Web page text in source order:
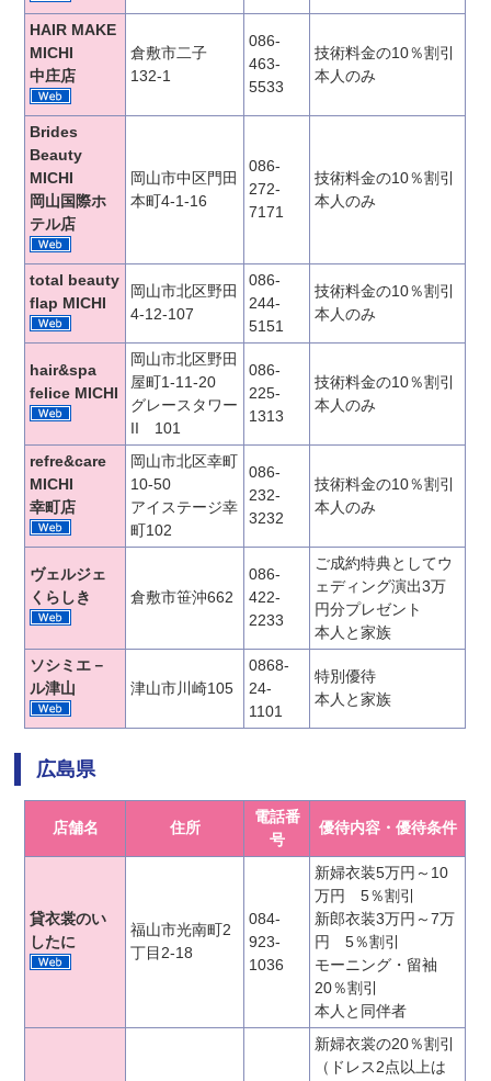
HAIR MAKE
MICHI
中庄店
倉敷市二子
132-1
086-
463-
5533
技術料金の10％割引
本人のみ
Brides
Beauty
MICHI
岡山国際ホ
テル店
岡山市中区門田
本町4-1-16
086-
272-
7171
技術料金の10％割引
本人のみ
total beauty
flap MICHI
岡山市北区野田
4-12-107
086-
244-
5151
技術料金の10％割引
本人のみ
hair&spa
felice MICHI
岡山市北区野田
屋町1-11-20
グレースタワー
II 101
086-
225-
1313
技術料金の10％割引
本人のみ
refre&care
MICHI
幸町店
岡山市北区幸町
10-50
アイステージ幸
町102
086-
232-
3232
技術料金の10％割引
本人のみ
ヴェルジェ
くらしき
倉敷市笹沖662
086-
422-
2233
ご成約特典としてウ
ェディング演出3万
円分プレゼント
本人と家族
ソシミエ－
ル津山
津山市川崎105
0868-
24-
1101
特別優待
本人と家族
広島県
店舗名 住所
電話番
号
優待内容・優待条件
貸衣裳のい
したに
福山市光南町2
丁目2-18
084-
923-
1036
新婦衣装5万円～10
万円 5％割引
新郎衣装3万円～7万
円 5％割引
モーニング・留袖
20％割引
本人と同伴者
新婦衣裳の20％割引
（ドレス2点以上は